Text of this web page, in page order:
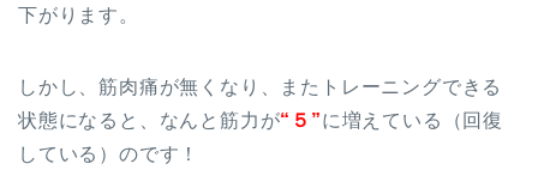
下がります。
しかし、筋肉痛が無くなり、またトレーニングできる
状態になると、なんと筋力が“５”に増えている（回復
している）のです！